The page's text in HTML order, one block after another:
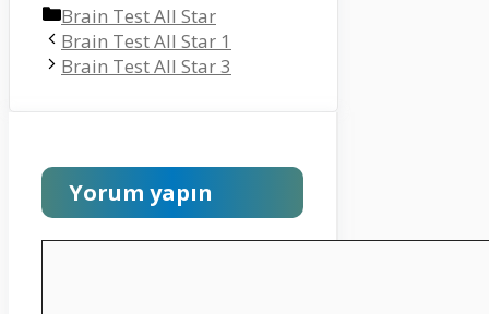
Kategoriler
Brain Test All Star
Brain Test All Star 1
Brain Test All Star 3
Yorum yapın